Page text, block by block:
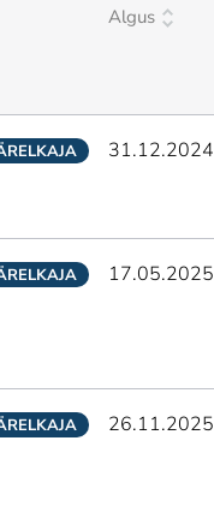
Algus
31.12.2024
17.05.2025
26.11.2025